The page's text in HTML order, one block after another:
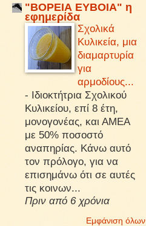
"ΒΟΡΕΙΑ ΕΥΒΟΙΑ" η
εφημερίδα
Σχολικά
Κυλικεία, μια
διαμαρτυρία
για
αρμοδίους...
- Ιδιοκτήτρια Σχολικού
Κυλικείου, επί 8 έτη,
μονογονέας, και ΑΜΕΑ
με 50% ποσοστό
αναπηρίας. Κάνω αυτό
τον πρόλογο, για να
επισημάνω ότι σε αυτές
τις κοινων...
Πριν από 6 χρόνια
Εμφάνιση όλων